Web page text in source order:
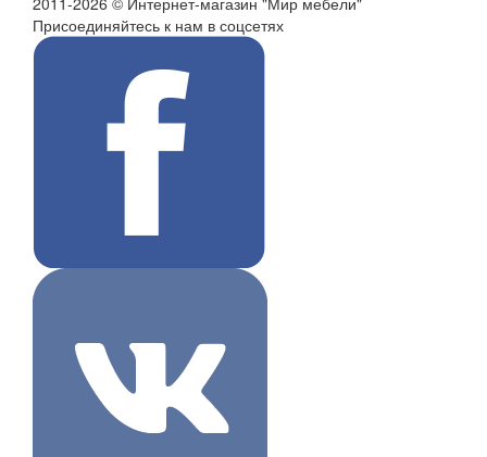
Присоединяйтесь к нам в соцсетях